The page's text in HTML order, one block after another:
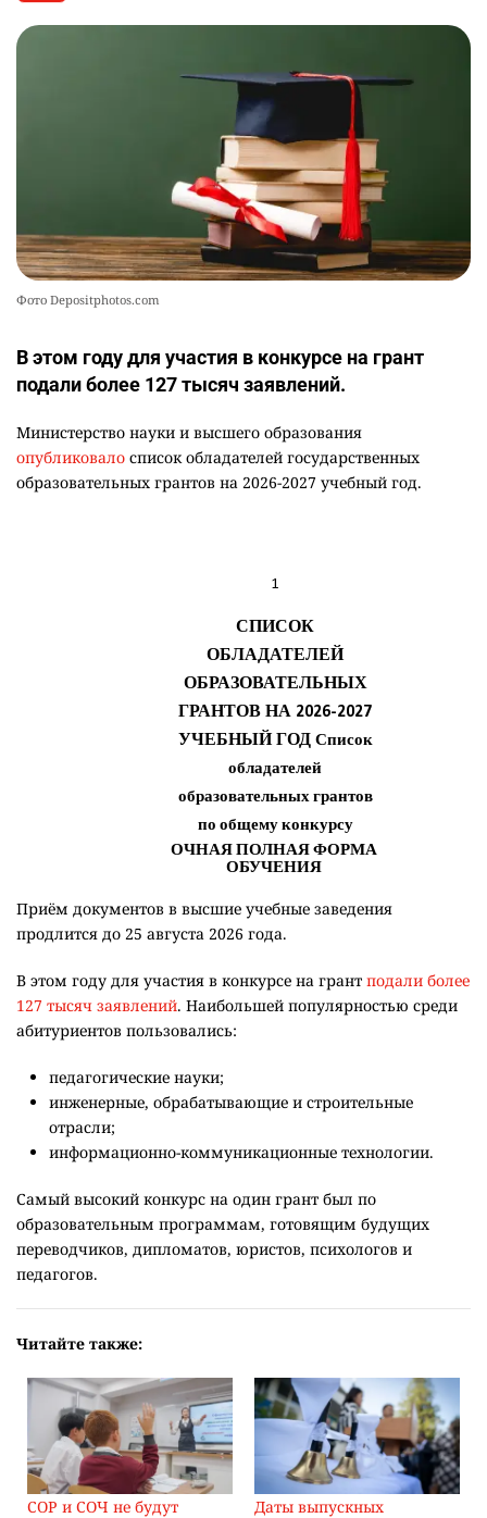
Фото Depositphotos.com
В этом году для участия в конкурсе на грант
подали более 127 тысяч заявлений.
Министерство науки и высшего образования
опубликовало список обладателей государственных
образовательных грантов на 2026-2027 учебный год.
Приём документов в высшие учебные заведения
продлится до 25 августа 2026 года.
В этом году для участия в конкурсе на грант подали более
127 тысяч заявлений. Наибольшей популярностью среди
абитуриентов пользовались:
педагогические науки;
инженерные, обрабатывающие и строительные
отрасли;
информационно-коммуникационные технологии.
Самый высокий конкурс на один грант был по
образовательным программам, готовящим будущих
переводчиков, дипломатов, юристов, психологов и
педагогов.
Читайте также:
СОР и СОЧ не будут
Даты выпускных